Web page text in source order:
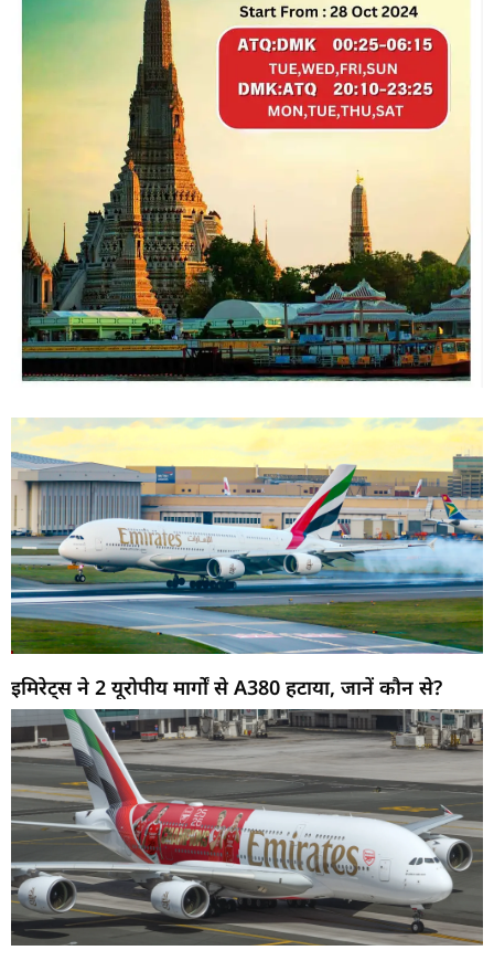
इमिरेट्स ने 2 यूरोपीय मार्गों से A380 हटाया, जानें कौन से?